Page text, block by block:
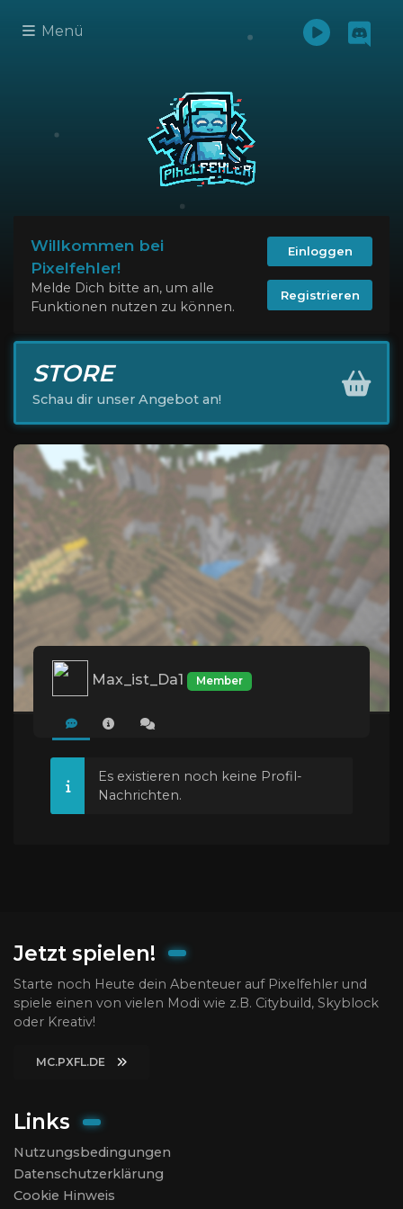
Menü
Willkommen bei
Pixelfehler!
Melde Dich bitte an, um alle
Funktionen nutzen zu können.
Einloggen
Registrieren
STORE
Schau dir unser Angebot an!
Max_ist_Da1 Member
Es existieren noch keine Profil-
Nachrichten.
Jetzt spielen!
Starte noch Heute dein Abenteuer auf Pixelfehler und
spiele einen von vielen Modi wie z.B. Citybuild, Skyblock
oder Kreativ!
MC.PXFL.DE
Links
Nutzungsbedingungen
Datenschutzerklärung
Cookie Hinweis